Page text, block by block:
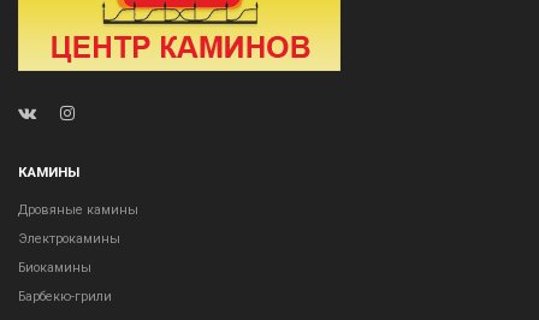
КАМИНЫ
Дровяные камины
Электрокамины
Биокамины
Барбекю-грили